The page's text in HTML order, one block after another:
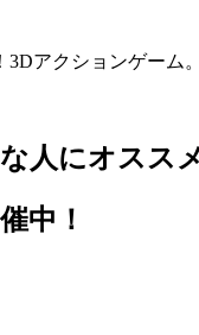
アクションゲーム。
人にオスス
中！